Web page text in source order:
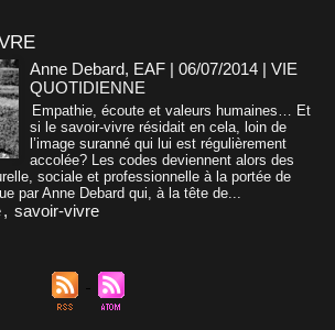
Anne Debard, EAF | 06/07/2014 | VIE
QUOTIDIENNE
Empathie, écoute et valeurs humaines… Et
si le savoir-vivre résidait en cela, loin de
l’image suranné qui lui est régulièrement
accolée? Les codes deviennent alors des
sociale et professionnelle à la portée de
par Anne Debard qui, à la tête de...
, savoir-vivre